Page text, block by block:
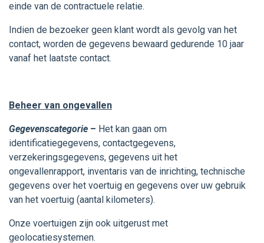
einde van de contractuele relatie.
Indien de bezoeker geen klant wordt als gevolg van het
contact, worden de gegevens bewaard gedurende 10 jaar
vanaf het laatste contact.
Beheer van ongevallen
Gegevenscategorie – Het kan gaan om
identificatiegegevens, contactgegevens,
verzekeringsgegevens, gegevens uit het
ongevallenrapport, inventaris van de inrichting, technische
gegevens over het voertuig en gegevens over uw gebruik
van het voertuig (aantal kilometers).
Onze voertuigen zijn ook uitgerust met
geolocatiesystemen.